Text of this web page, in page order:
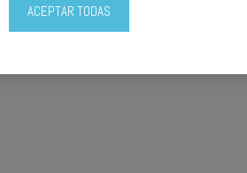
ACEPTAR TODAS